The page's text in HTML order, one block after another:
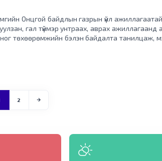
Онцгой байдлын газрын үйл
гал түймэр унтраах, аврах ажиллагаанд
төхөөрөмжийн бэлэн байдалта танилцаж,
2